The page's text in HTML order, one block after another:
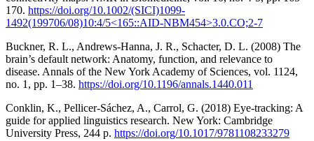
170. https://doi.org/10.1002/(SICI)1099-
1492(199706/08)10:4/5<165::AID-NBM454>3.0.CO;2-7
Buckner, R. L., Andrews-Hanna, J. R., Schacter, D. L. (2008) The
brain’s default network: Anatomy, function, and relevance to
disease. Annals of the New York Academy of Sciences, vol. 1124,
no. 1, pp. 1–38. https://doi.org/10.1196/annals.1440.011
Conklin, K., Pellicer-Sáchez, A., Carrol, G. (2018) Eye-tracking: A
guide for applied linguistics research. New York: Cambridge
University Press, 244 p. https://doi.org/10.1017/9781108233279